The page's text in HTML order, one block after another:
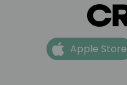
Apple Store